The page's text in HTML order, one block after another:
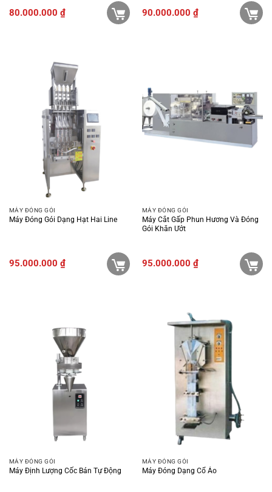
80.000.000 ₫ 90.000.000 ₫
MÁY ĐÓNG GÓI
Máy Đóng Gói Dạng Hạt Hai Line
95.000.000 ₫
MÁY ĐÓNG GÓI
Máy Cắt Gấp Phun Hương Và Đóng
Gói Khăn Ướt
95.000.000 ₫
MÁY ĐÓNG GÓI
Máy Định Lượng Cốc Bán Tự Động
MÁY ĐÓNG GÓI
Máy Đóng Dạng Cổ Áo